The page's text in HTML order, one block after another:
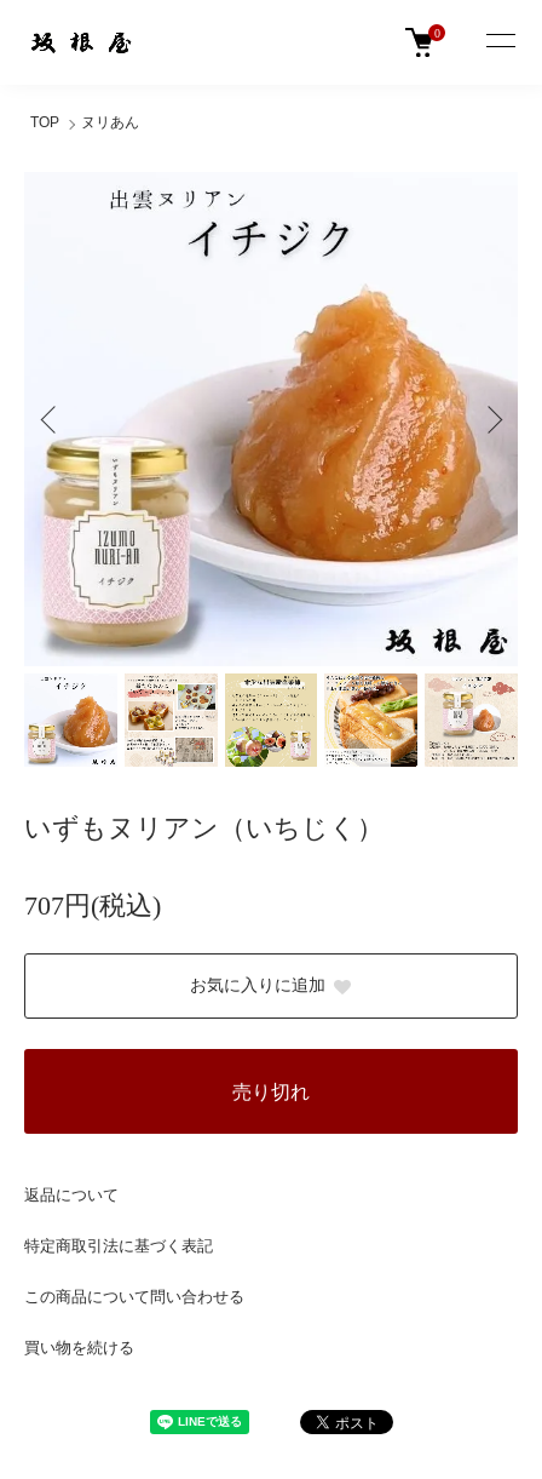
0
TOP ヌリあん
いずもヌリアン（いちじく）
707円(税込)
お気に入りに追加
売り切れ
返品について
特定商取引法に基づく表記
この商品について問い合わせる
買い物を続ける